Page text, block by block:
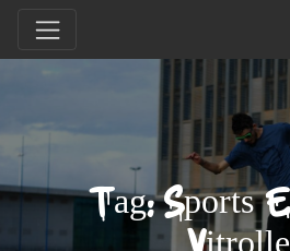
Tag: Sports